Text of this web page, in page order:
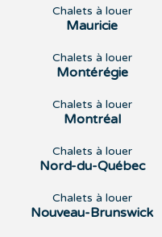
Chalets à louer
Mauricie
Chalets à louer
Montérégie
Chalets à louer
Montréal
Chalets à louer
Nord-du-Québec
Chalets à louer
Nouveau-Brunswick